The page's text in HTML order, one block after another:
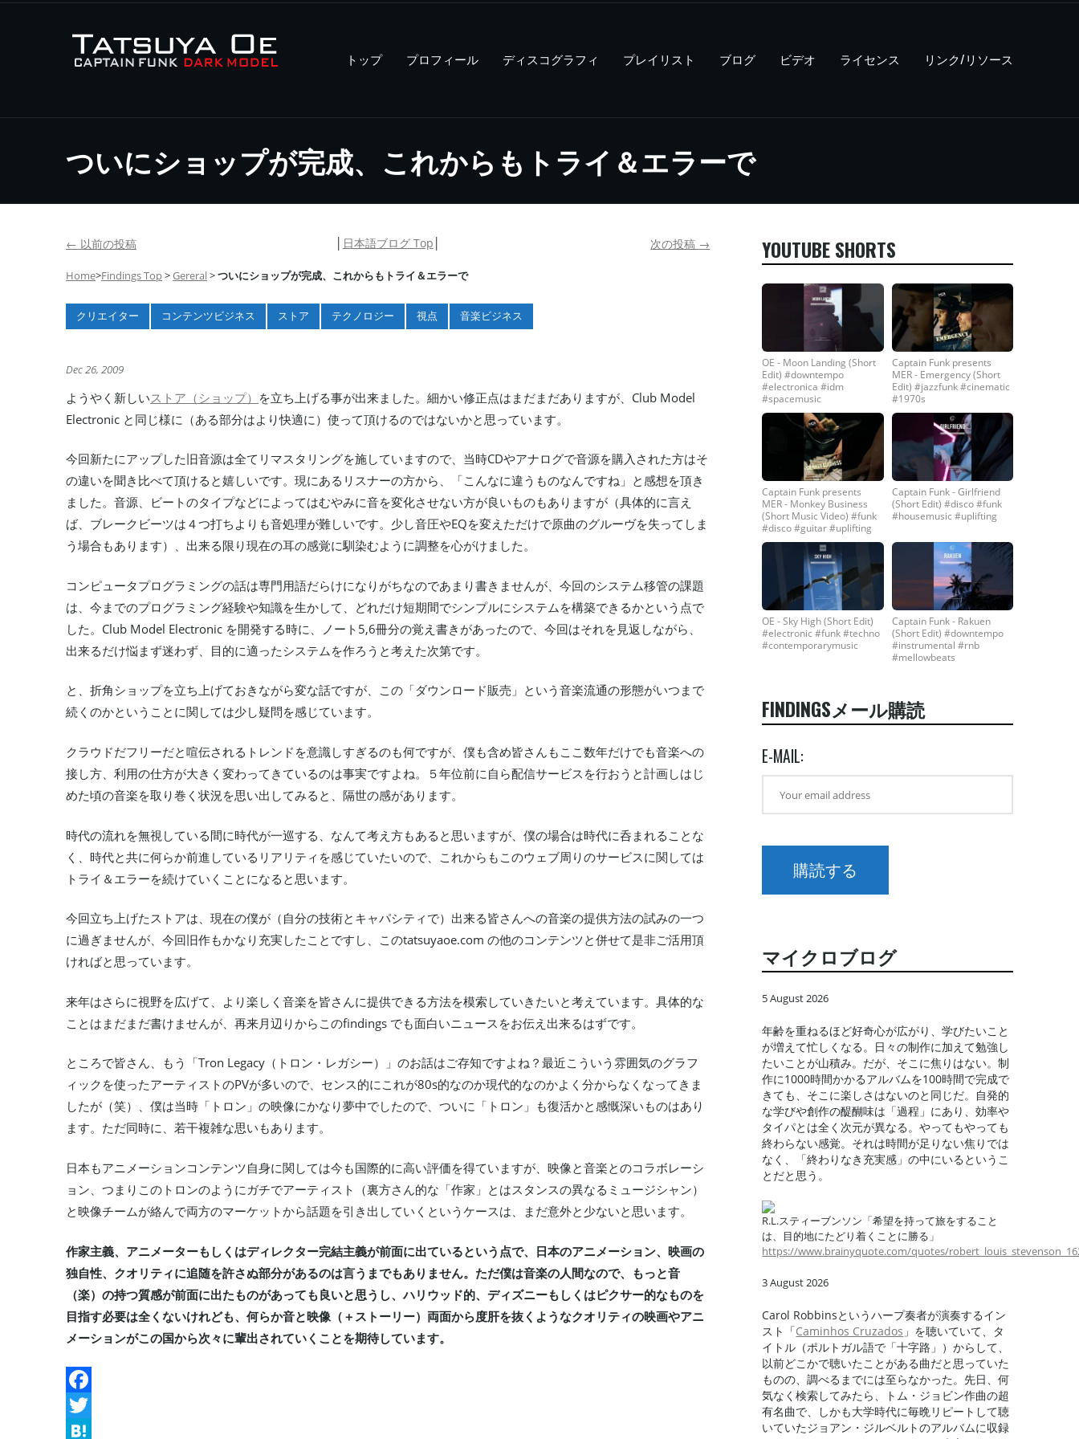
トップ プロフィール ディスコグラフィ プレイリスト ブログ ビデオ ライセンス リンク/リソース
ついにショップが完成、これからもトライ＆エラーで
← 以前の投稿 日本語ブログ Top 次の投稿 →
Home>Findings Top>Gereral>ついにショップが完成、これからもトライ＆エラーで
クリエイター コンテンツビジネス ストア テクノロジー 視点 音楽ビジネス
Dec 26, 2009
ようやく新しいストア（ショップ） を立ち上げる事が出来ました。細かい修正点はまだまだありますが、Club Model
Electronic と同じ様に（ある部分はより快適に）使って頂けるのではないかと思っています。
今回新たにアップした旧音源は全てリマスタリングを施していますので、当時CDやアナログで音源を購入された方はそ
の違いを聞き比べて頂けると嬉しいです。現にあるリスナーの方から、「こんなに違うものなんですね」と感想を頂き
ました。音源、ビートのタイプなどによってはむやみに音を変化させない方が良いものもありますが（具体的に言え
ば、ブレークビーツは４つ打ちよりも音処理が難しいです。少し音圧やEQを変えただけで原曲のグルーヴを失ってしま
う場合もあります）、出来る限り現在の耳の感覚に馴染むように調整を心がけました。
コンピュータプログラミングの話は専門用語だらけになりがちなのであまり書きませんが、今回のシステム移管の課題
は、今までのプログラミング経験や知識を生かして、どれだけ短期間でシンプルにシステムを構築できるかという点で
した。Club Model Electronic を開発する時に、ノート5,6冊分の覚え書きがあったので、今回はそれを見返しながら、
出来るだけ悩まず迷わず、目的に適ったシステムを作ろうと考えた次第です。
と、折角ショップを立ち上げておきながら変な話ですが、この「ダウンロード販売」という音楽流通の形態がいつまで
続くのかということに関しては少し疑問を感じています。
クラウドだフリーだと喧伝されるトレンドを意識しすぎるのも何ですが、僕も含め皆さんもここ数年だけでも音楽への
接し方、利用の仕方が大きく変わってきているのは事実ですよね。５年位前に自ら配信サービスを行おうと計画しはじ
めた頃の音楽を取り巻く状況を思い出してみると、隔世の感があります。
時代の流れを無視している間に時代が一巡する、なんて考え方もあると思いますが、僕の場合は時代に呑まれることな
く、時代と共に何らか前進しているリアリティを感じていたいので、これからもこのウェブ周りのサービスに関しては
トライ＆エラーを続けていくことになると思います。
今回立ち上げたストアは、現在の僕が（自分の技術とキャパシティで）出来る皆さんへの音楽の提供方法の試みの一つ
に過ぎませんが、今回旧作もかなり充実したことですし、このtatsuyaoe.com の他のコンテンツと併せて是非ご活用頂
ければと思っています。
来年はさらに視野を広げて、より楽しく音楽を皆さんに提供できる方法を模索していきたいと考えています。具体的な
ことはまだまだ書けませんが、再来月辺りからこのfindings でも面白いニュースをお伝え出来るはずです。
ところで皆さん、もう「Tron Legacy（トロン・レガシー）」のお話はご存知ですよね？最近こういう雰囲気のグラフ
ィックを使ったアーティストのPVが多いので、センス的にこれが80s的なのか現代的なのかよく分からなくなってきま
したが（笑）、僕は当時「トロン」の映像にかなり夢中でしたので、ついに「トロン」も復活かと感慨深いものはあり
ます。ただ同時に、若干複雑な思いもあります。
日本もアニメーションコンテンツ自身に関しては今も国際的に高い評価を得ていますが、映像と音楽とのコラボレーシ
ョン、つまりこのトロンのようにガチでアーティスト（裏方さん的な「作家」とはスタンスの異なるミュージシャン）
と映像チームが絡んで両方のマーケットから話題を引き出していくというケースは、まだ意外と少ないと思います。
作家主義、アニメーターもしくはディレクター完結主義が前面に出ているという点で、日本のアニメーション、映画の
独自性、クオリティに追随を許さぬ部分があるのは言うまでもありません。ただ僕は音楽の人間なので、もっと音
（楽）の持つ質感が前面に出たものがあっても良いと思うし、ハリウッド的、ディズニーもしくはピクサー的なものを
目指す必要は全くないけれども、何らか音と映像（＋ストーリー）両面から度肝を抜くようなクオリティの映画やアニ
メーションがこの国から次々に輩出されていくことを期待しています。
Facebook
Twitter
YOUTUBE SHORTS
OE - Moon Landing (Short
Edit) #downtempo
#electronica #idm
#spacemusic
Captain Funk presents
MER - Emergency (Short
Edit) #jazzfunk #cinematic
#1970s
Captain Funk presents
MER - Monkey Business
(Short Music Video) #funk
#disco #guitar #uplifting
Captain Funk - Girlfriend
(Short Edit) #disco #funk
#housemusic #uplifting
OE - Sky High (Short Edit)
#electronic #funk #techno
#contemporarymusic
Captain Funk - Rakuen
(Short Edit) #downtempo
#instrumental #rnb
#mellowbeats
FINDINGSメール購読
E-MAIL:
マイクロブログ
5 August 2026
年齢を重ねるほど好奇心が広がり、学びたいこと
が増えて忙しくなる。日々の制作に加えて勉強し
たいことが山積み。だが、そこに焦りはない。制
作に1000時間かかるアルバムを100時間で完成で
きても、そこに楽しさはないのと同じだ。自発的
な学びや創作の醍醐味は「過程」にあり、効率や
タイパとは全く次元が異なる。やってもやっても
終わらない感覚。それは時間が足りない焦りでは
なく、「終わりなき充実感」の中にいるというこ
とだと思う。
R.L.スティーブンソン「希望を持って旅をすること
は、目的地にたどり着くことに勝る」
https://www.brainyquote.com/quotes/
3 August 2026
Carol Robbinsというハープ奏者が演奏するイン
スト「Caminhos Cruzados 」を聴いていて、タ
イトル（ポルトガル語で「十字路」）からして、
以前どこかで聴いたことがある曲だと思っていた
ものの、調べるまでには至らなかった。先日、何
気なく検索してみたら、トム・ジョビン作曲の超
有名曲で、しかも大学時代に毎晩リピートして聴
いていたジョアン・ジルベルトのアルバムに収録